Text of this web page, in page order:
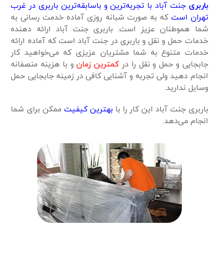
باربری جنت آباد با تجربه‌ترین و باسابقه‌ترین باربری در غرب
تهران است که به صورت شبانه روزی آماده خدمت رسانی به
شما هموطنان عزیز است. باربری جنت آباد ارائه دهنده
خدمات حمل و نقل و باربری در جنت آباد است که آماده ارائه
خدمات متنوع به شما مشتریان عزیزی که می‌خواهید کار
جابجایی و حمل و نقل را درکمترین زمانو با هزینه منصفانه
انجام دهید ولی تجربه و آشنایی کافی در زمینه جابجایی حمل
وسایل ندارید.
باربری جنت آباد این کار را با بهترین کیفیت ممکن برای شما
انجام می‌دهد.